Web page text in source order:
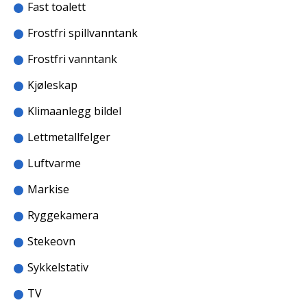
Fast toalett
Frostfri spillvanntank
Frostfri vanntank
Kjøleskap
Klimaanlegg bildel
Lettmetallfelger
Luftvarme
Markise
Ryggekamera
Stekeovn
Sykkelstativ
TV